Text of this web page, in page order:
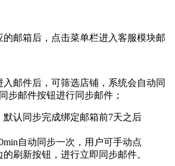
的邮箱后，点击菜单栏进入客服模块邮
入邮件后，可筛选店铺，系统会自动同
步邮件按钮进行同步邮件；
默认同步完成绑定邮箱前7天之后
自动同步一次，用户可手动点
刷新按钮，进行立即同步邮件。